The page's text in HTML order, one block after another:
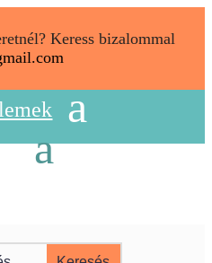
Keress bizalommal